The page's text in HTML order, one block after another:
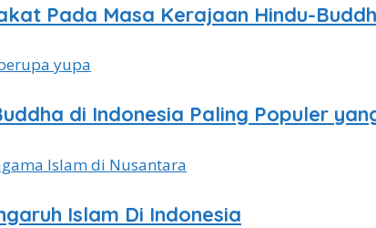
Pada Masa Kerajaan Hindu-
di Indonesia Paling Populer
Islam Di Indonesia